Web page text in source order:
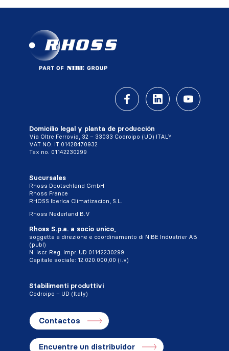
Domicilio legal y planta de producción
Via Oltre Ferrovia, 32 – 33033 Codroipo (UD) ITALY
VAT NO. IT 01428470932
Tax no. 01142230299
Sucursales
Rhoss Deutschland GmbH
Rhoss France
RHOSS Iberica Climatizacion, S.L.
Rhoss Nederland B.V
Rhoss S.p.a. a socio unico,
soggetta a direzione e coordinamento di NIBE Industrier AB
(publ)
N. iscr. Reg. Impr. UD 01142230299
Capitale sociale: 12.020.000,00 (i.v)
Stabilimenti produttivi
Codroipo – UD (Italy)
Contactos
Encuentre un distribuidor